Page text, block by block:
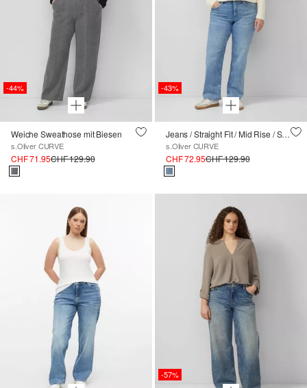
-44%
Weiche Sweathose mit Biesen
s.Oliver CURVE
CHF 71.95CHF 129.90
-43%
Jeans / Straight Fit / Mid Rise / Straight Leg
s.Oliver CURVE
CHF 72.95CHF 129.90
-57%